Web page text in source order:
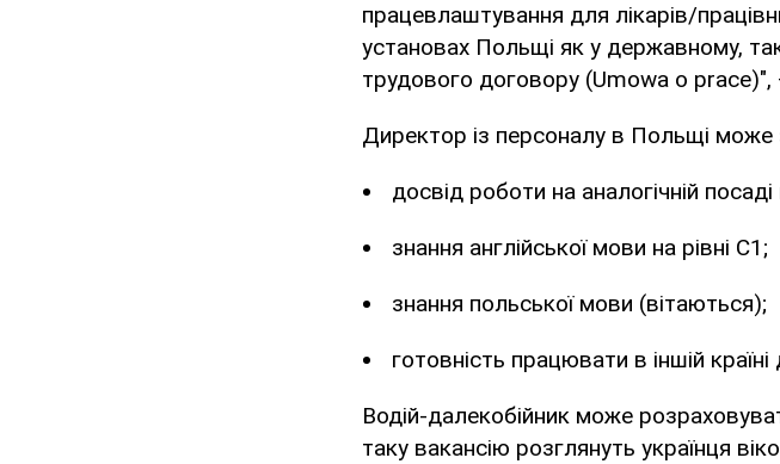
працевлаштування для лікарів/
установах Польщі як у державному,
трудового договору (Umowa o prace)",
Директор із персоналу в Польщі
досвід роботи на аналогічній
знання англійської мови на рівні С1;
знання польської мови (вітаються);
готовність працювати в іншій
Водій-далекобійник може
таку вакансію розглянуть українця